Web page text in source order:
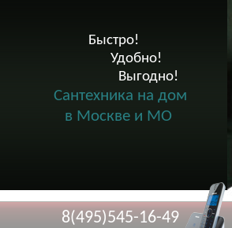
Быстро!
              Удобно!
                      Выгодно!
Сантехника на дом
в Москве и МО
8(495)545-16-49